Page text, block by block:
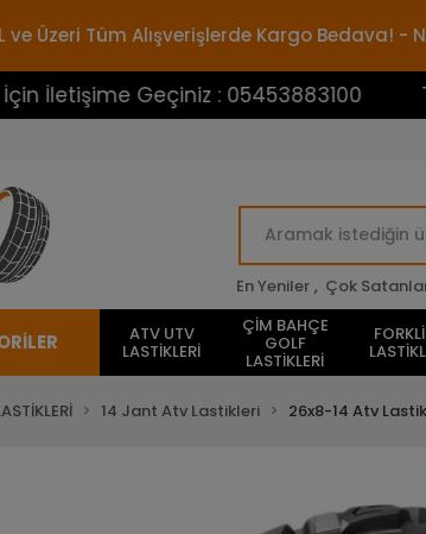
ve Üzeri Tüm Alışverişlerde Kargo Bedava!
Geçiniz : 05453883100 Toptan
En Yeniler , Çok
ATV UTV
LASTİKLERİ
ÇİM BAHÇE
GOLF
LASTİKLERİ
14 Jant Atv Lastikleri 26x8-14 Atv